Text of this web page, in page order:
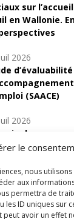
le
nous
aux
permettra de
ID uniques sur
avoir un effet
sur
en Wallonie.
2026
(SAACE)
2026
du
d’offre
vous à